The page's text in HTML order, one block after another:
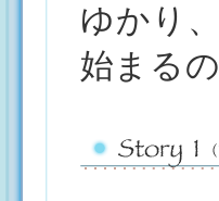
ゆかり
始まる